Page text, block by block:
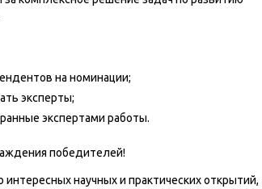
на номинации;
эксперты;
экспертами работы.
победителей!
научных и практических открытий,